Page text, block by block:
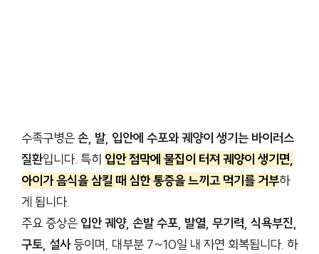
수족구병은손, 발, 입안에 수포와 궤양이 생기는 바이러스
질환입니다. 특히 입안 점막에 물집이 터져 궤양이 생기면,
아이가 음식을 삼킬 때 심한 통증을 느끼고 먹기를 거부하
게 됩니다.
주요 증상은 입안 궤양, 손발 수포, 발열, 무기력, 식욕부진,
구토, 설사등이며, 대부분 7~10일 내 자연 회복됩니다. 하